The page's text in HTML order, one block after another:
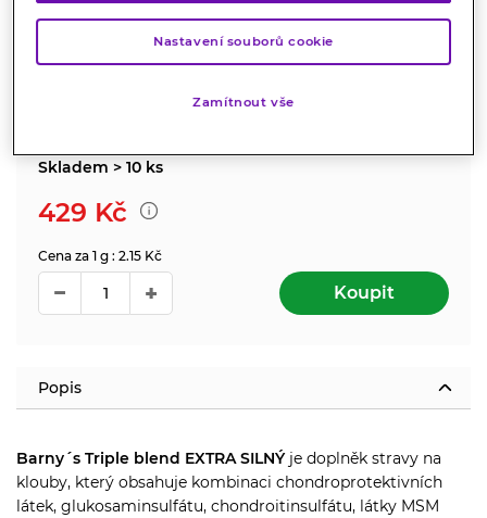
Hodnocení
Varianty
Barnys Triple blend EXTRA SILNÝ 700g
Skladem > 10 ks
429 Kč
Cena za 1 g : 2.15 Kč
Koupit
Popis
Barny´s Triple blend EXTRA SILNÝje doplněk stravy na
klouby, který obsahuje kombinaci chondroprotektivních
látek, glukosaminsulfátu, chondroitinsulfátu, látky MSM
Nastavení souborů cookie
Zamítnout vše